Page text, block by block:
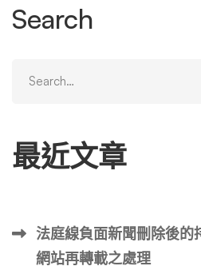
Search
for:
最近文章
法庭線負面新聞刪除後的
網站再轉載之處理